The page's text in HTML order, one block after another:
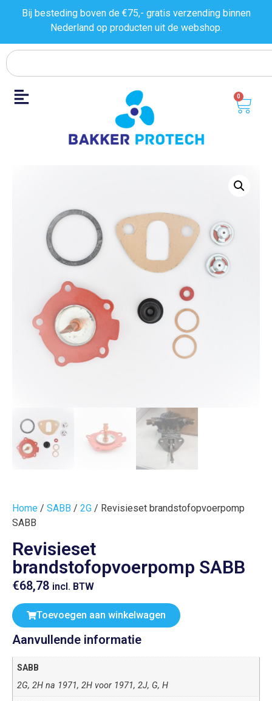
Bij besteding boven de €75,- gratis verzending binnen
Nederland op producten uit de webshop.
0
Home / SABB / 2G / Revisieset brandstofopvoerpomp
SABB
Revisieset
brandstofopvoerpomp SABB
€68,78 incl. BTW
Toevoegen aan winkelwagen
Aanvullende informatie
SABB
2G, 2H na 1971, 2H voor 1971, 2J, G, H